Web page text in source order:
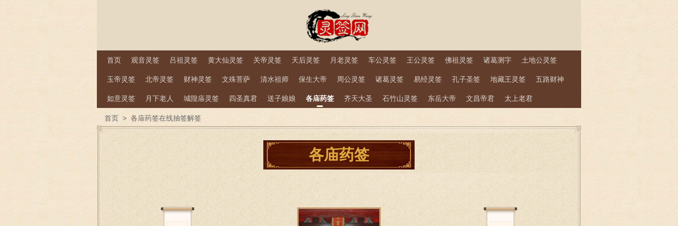
首页 观音灵签 吕祖灵签 黄大仙灵签 关帝灵签 天后灵签 月老灵签 车公灵签 王公灵签 佛祖灵签 诸葛测字 土地公灵签
玉帝灵签 北帝灵签 财神灵签 文殊菩萨 清水祖师 保生大帝 周公灵签 诸葛灵签 易经灵签 孔子圣签 地藏王灵签 五路财神
如意灵签 月下老人 城隍庙灵签 四圣真君 送子娘娘 各庙药签 齐天大圣 石竹山灵签 东岳大帝 文昌帝君 太上老君
首页 > 各庙药签在线抽签解签
各庙药签